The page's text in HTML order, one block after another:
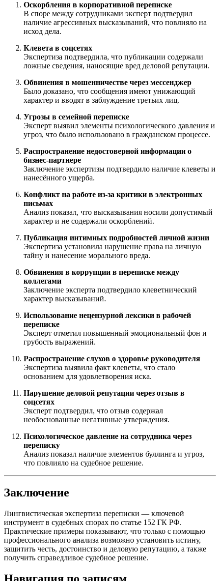
Оскорбления в корпоративной переписке
В споре между сотрудниками эксперт подтвердил
наличие агрессивных высказываний, что повлияло на
исход дела.
Клевета в соцсетях
Экспертиза подтвердила, что публикации содержали
ложные сведения, наносящие вред деловой репутации.
Обвинения в мошенничестве через мессенджер
Было доказано, что сообщения имеют унижающий
характер и вводят в заблуждение третьих лиц.
Угрозы в семейной переписке
Эксперт выявил элементы психологического давления и
угроз, что было использовано в гражданском процессе.
Распространение недостоверной информации о
бизнес-партнере
Заключение экспертизы подтвердило наличие клеветы и
нанесённого ущерба.
Конфликт на работе из-за критики в электронных
письмах
Анализ показал, что высказывания носили допустимый
характер и не содержали оскорблений.
Публикация интимных подробностей личной жизни
Экспертиза установила нарушение права на личную
тайну и нанесение морального вреда.
Обвинения в коррупции в переписке между
коллегами
Заключение эксперта подтвердило клеветнический
характер высказываний.
Использование нецензурной лексики в рабочей
переписке
Эксперт отметил повышенный эмоциональный фон и
грубость выражений.
Распространение слухов о здоровье руководителя
Экспертиза выявила факт клеветы, что стало
основанием для удовлетворения иска.
Нарушение деловой репутации через отзыв в
соцсетях
Эксперт подтвердил, что отзыв содержал
необоснованные негативные утверждения.
Психологическое давление на сотрудника через
переписку
Анализ показал наличие элементов буллинга и угроз,
что повлияло на судебное решение.
Заключение
Лингвистическая экспертиза переписки — ключевой
инструмент в судебных спорах по статье 152 ГК РФ.
Практические примеры показывают, что только с помощью
профессионального анализа возможно установить истину,
защитить честь, достоинство и деловую репутацию, а также
получить справедливое судебное решение.